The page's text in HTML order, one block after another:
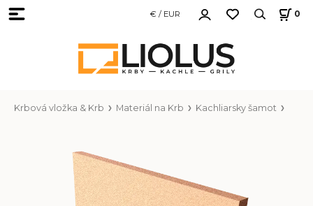
€ / EUR 0
Krbová vložka & Krb Materiál na Krb Kachliarsky šamot